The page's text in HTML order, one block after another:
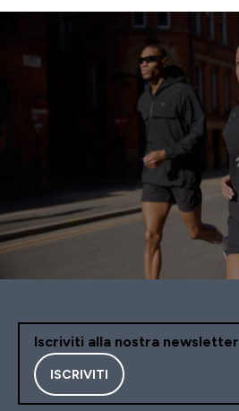
Iscriviti alla nostra newsletter
ISCRIVITI